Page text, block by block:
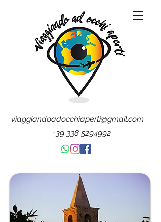
viaggiandoadocchiaperti@gmail.com
+39 338 5294992